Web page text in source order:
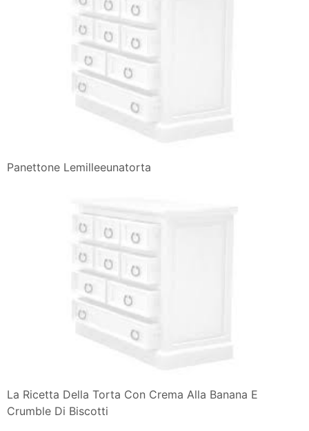
Panettone Lemilleeunatorta
La Ricetta Della Torta Con Crema Alla Banana E
Crumble Di Biscotti